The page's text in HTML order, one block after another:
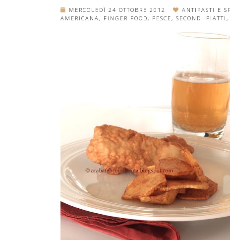
MERCOLEDÌ 24 OTTOBRE 2012 ANTIPASTI E
AMERICANA , FINGER FOOD , PESCE , SECONDI PIATTI ,